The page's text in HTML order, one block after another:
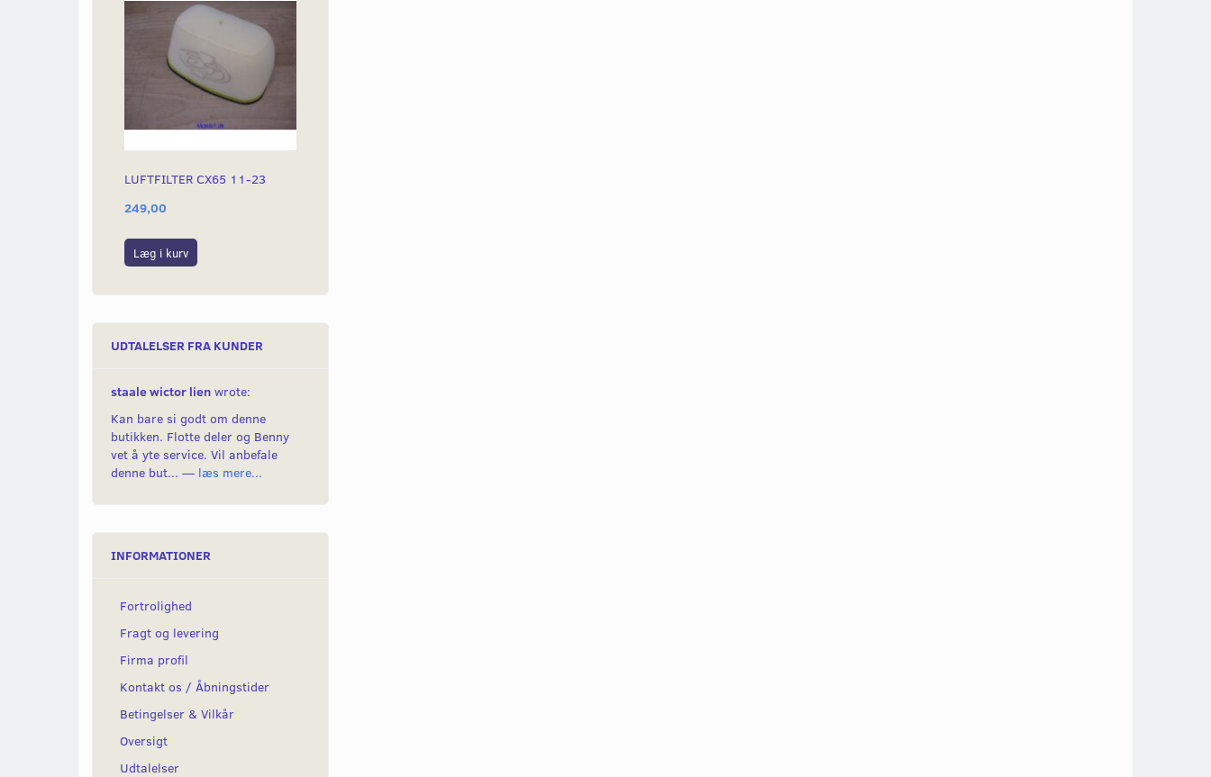
LUFTFILTER CX65 11-23
249,00
Læg i kurv
UDTALELSER FRA KUNDER
staale wictor lien wrote:
Kan bare si godt om denne
butikken. Flotte deler og Benny
vet å yte service. Vil anbefale
denne but... — læs mere...
INFORMATIONER
Fortrolighed
Fragt og levering
Firma profil
Kontakt os / Åbningstider
Betingelser & Vilkår
Oversigt
Udtalelser